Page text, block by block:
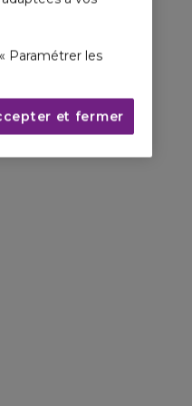
Paramétrer les
et fermer